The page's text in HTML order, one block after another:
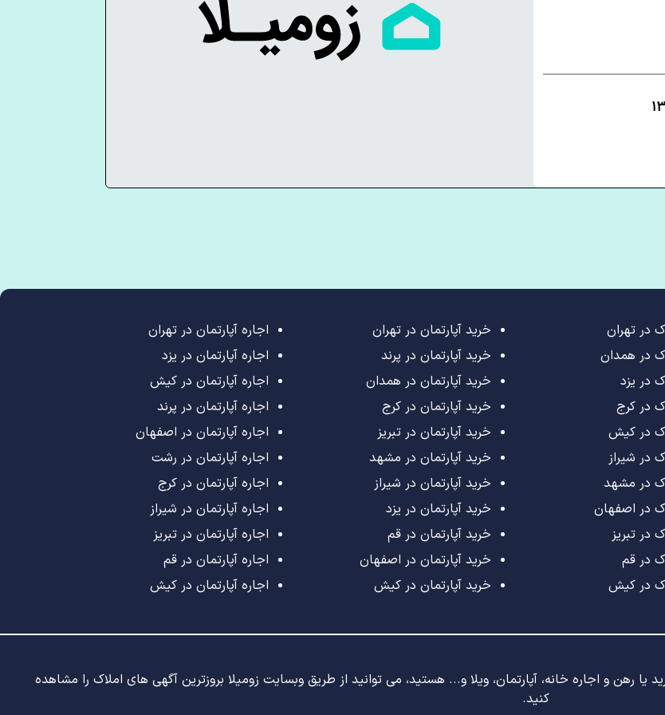
در تهران
در همدان
در یزد
در کرج
در کیش
در شیراز
در مشهد
در اصفهان
در تبریز
در قم
در کیش
خرید آپارتمان در تهران
خرید آپارتمان در پرند
خرید آپارتمان در همدان
خرید آپارتمان در کرج
خرید آپارتمان در تبریز
خرید آپارتمان در مشهد
خرید آپارتمان در شیراز
خرید آپارتمان در یزد
خرید آپارتمان در قم
خرید آپارتمان در اصفهان
خرید آپارتمان در کیش
اجاره آپارتمان در تهران
اجاره آپارتمان در یزد
اجاره آپارتمان در کیش
اجاره آپارتمان در پرند
اجاره آپارتمان در اصفهان
اجاره آپارتمان در رشت
اجاره آپارتمان در کرج
اجاره آپارتمان در شیراز
اجاره آپارتمان در تبریز
اجاره آپارتمان در قم
اجاره آپارتمان در کیش
رهن و اجاره خانه، آپارتمان، ویلا و... هستید، می توانید از طریق وبسایت زومیلا بروزترین آگهی های املاک را مشاهده
کنید.